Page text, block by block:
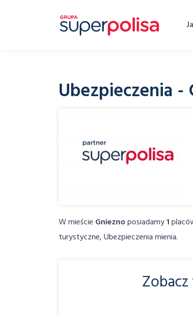
Ubezpieczenia -
W mieście Gnieznoposiadamy1
turystyczne, Ubezpieczenia mienia.